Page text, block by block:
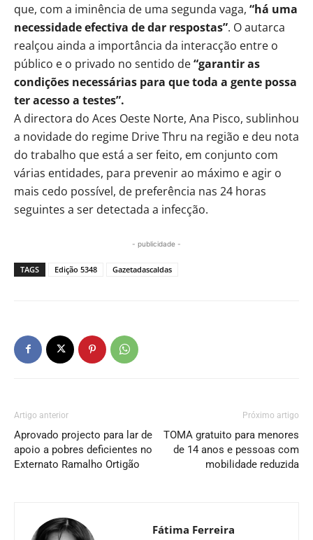
que, com a iminência de uma segunda vaga, “há uma
necessidade efectiva de dar respostas”. O autarca
realçou ainda a importância da interacção entre o
público e o privado no sentido de“garantir as
condições necessárias para que toda a gente possa
ter acesso a testes”.
A directora do Aces Oeste Norte, Ana Pisco, sublinhou
a novidade do regime Drive Thru na região e deu nota
do trabalho que está a ser feito, em conjunto com
várias entidades, para prevenir ao máximo e agir o
mais cedo possível, de preferência nas 24 horas
seguintes a ser detectada a infecção.
- publicidade -
TAGS Edição 5348 Gazetadascaldas
Artigo anterior
Aprovado projecto para lar de
apoio a pobres deficientes no
Externato Ramalho Ortigão
Próximo artigo
TOMA gratuito para menores
de 14 anos e pessoas com
mobilidade reduzida
Fátima Ferreira